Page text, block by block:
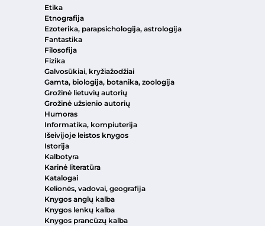
Etika
Etnografija
Ezoterika, parapsichologija, astrologija
Fantastika
Filosofija
Fizika
Galvosūkiai, kryžiažodžiai
Gamta, biologija, botanika, zoologija
Grožinė lietuvių autorių
Grožinė užsienio autorių
Humoras
Informatika, kompiuterija
Išeivijoje leistos knygos
Istorija
Kalbotyra
Karinė literatūra
Katalogai
Kelionės, vadovai, geografija
Knygos anglų kalba
Knygos lenkų kalba
Knygos prancūzų kalba